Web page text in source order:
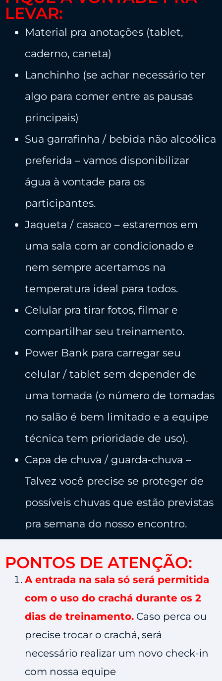
LEVAR:
Material pra anotações (tablet,
caderno, caneta)
Lanchinho (se achar necessário ter
algo para comer entre as pausas
principais)
Sua garrafinha / bebida não alcoólica
preferida – vamos disponibilizar
água à vontade para os
participantes.
Jaqueta / casaco – estaremos em
uma sala com ar condicionado e
nem sempre acertamos na
temperatura ideal para todos.
​Celular pra tirar fotos, filmar e
compartilhar seu treinamento.
​Power Bank para carregar seu
celular / tablet sem depender de
uma tomada (o número de tomadas
no salão é bem limitado e a equipe
técnica tem prioridade de uso).
​Capa de chuva / guarda-chuva –
Talvez você precise se proteger de
possíveis chuvas que estão previstas
pra semana do nosso encontro.
PONTOS DE ATENÇÃO:
A entrada na sala só será permitida
com o uso do crachá durante os 2
dias de treinamento. Caso perca ou
precise trocar o crachá, será
necessário realizar um novo check-in
com nossa equipe